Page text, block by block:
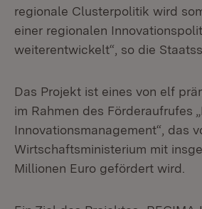
regionale Clusterpolitik wird
einer regionalen
weiterentwickelt“, so die
Das Projekt ist eines von elf
im Rahmen des Förderaufrufes
Innovationsmanagement“, das
Wirtschaftsministerium mit
Millionen Euro gefördert wird.